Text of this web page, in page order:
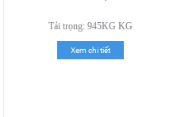
Tải trọng: 945KG KG
Xem chi tiết